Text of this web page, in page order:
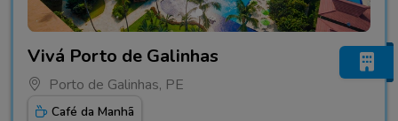
Vivá Porto de Galinhas
Porto de Galinhas, PE
Café da Manhã